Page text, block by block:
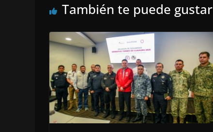
También te puede gustar